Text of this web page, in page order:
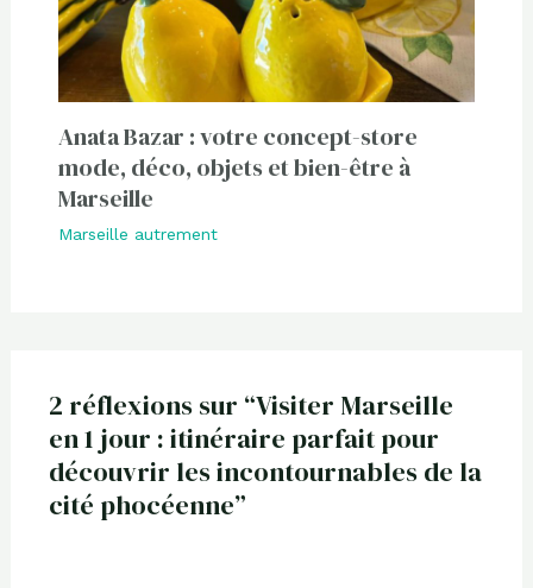
Anata Bazar : votre concept-store
mode, déco, objets et bien-être à
Marseille
Marseille autrement
2 réflexions sur “Visiter Marseille
en 1 jour : itinéraire parfait pour
découvrir les incontournables de la
cité phocéenne”